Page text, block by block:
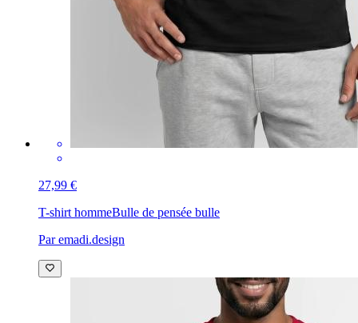
27,99 €
T-shirt hommeBulle de pensée bulle
Par emadi.design